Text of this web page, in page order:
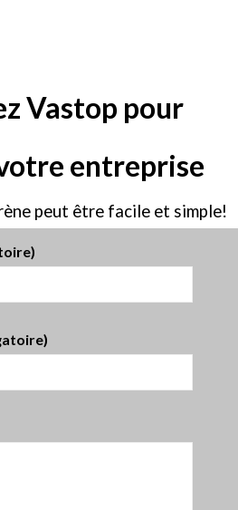
Vastop pour
entreprise
peut être facile et simple!